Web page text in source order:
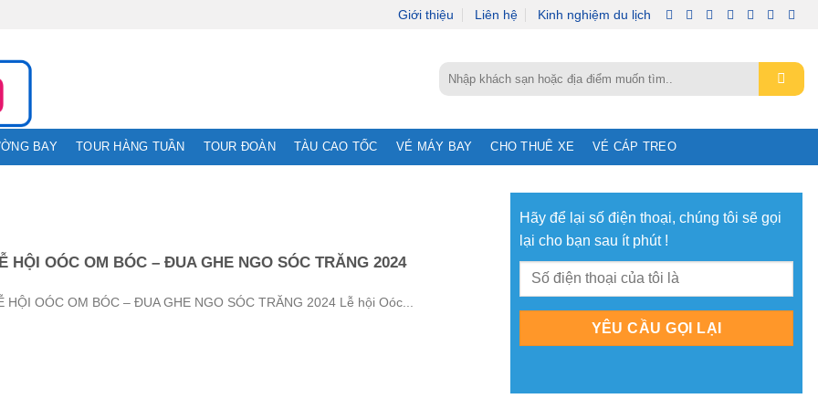
Giới thiệu Liên hệ Kinh nghiệm du lịch
Tìm
kiếm:
BAY TOUR HÀNG TUẦN TOUR ĐOÀN TÀU CAO TỐC VÉ MÁY BAY CHO THUÊ XE VÉ CÁP TREO
HỘI OÓC OM BÓC – ĐUA GHE NGO SÓC TRĂNG 2024
HỘI OÓC OM BÓC – ĐUA GHE NGO SÓC TRĂNG 2024 Lễ hội Oóc...
Hãy để lại số điện thoại, chúng tôi sẽ gọi
lại cho bạn sau ít phút !